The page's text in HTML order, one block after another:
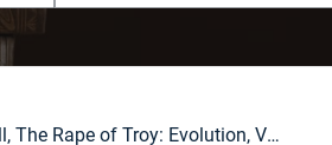
J. Gottschall, The Rape of Troy: Evolution, Violence and the World of Homer. Cambridge 2008 : [recenzja].